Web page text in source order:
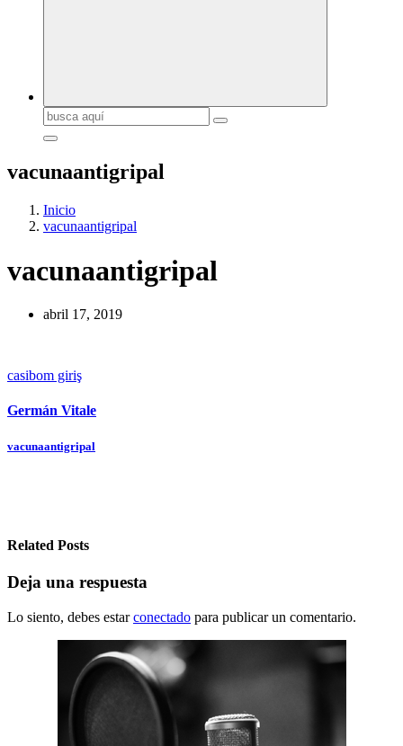
Buscar:
vacunaantigripal
Inicio
vacunaantigripal
vacunaantigripal
abril 17, 2019
casibom giriş
Germán Vitale
Navegación
vacunaantigripal
Related Posts
Deja una respuesta
Lo siento, debes estarconectado para publicar un comentario.